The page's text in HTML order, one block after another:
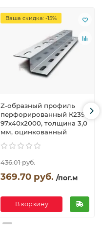
Ваша скидка: -15%
Z-образный профиль
перфорированный К239
97x40x2000, толщина 3,0
мм, оцинкованный
436.01 руб.
369.70 руб. /пог.м
В корзину